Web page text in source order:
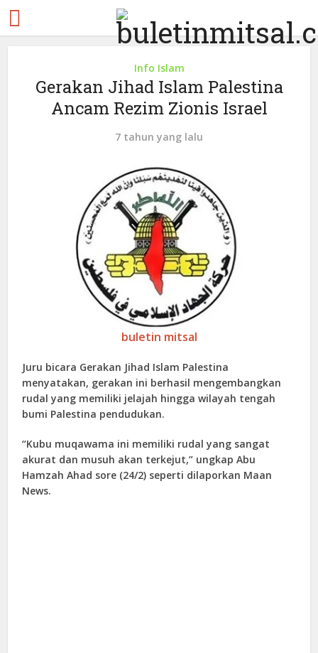
Info Islam
Gerakan Jihad Islam Palestina
Ancam Rezim Zionis Israel
7 tahun yang lalu
buletin mitsal
Juru bicara Gerakan Jihad Islam Palestina
menyatakan, gerakan ini berhasil mengembangkan
rudal yang memiliki jelajah hingga wilayah tengah
bumi Palestina pendudukan.
“Kubu muqawama ini memiliki rudal yang sangat
akurat dan musuh akan terkejut,” ungkap Abu
Hamzah Ahad sore (24/2) seperti dilaporkan Maan
News.